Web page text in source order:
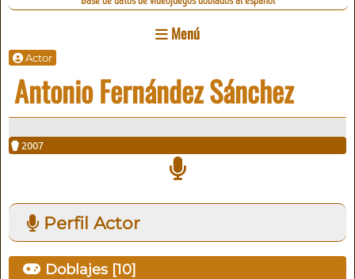
Menú
Actor
Antonio Fernández Sánchez
2007
Perfil Actor
Doblajes [10]